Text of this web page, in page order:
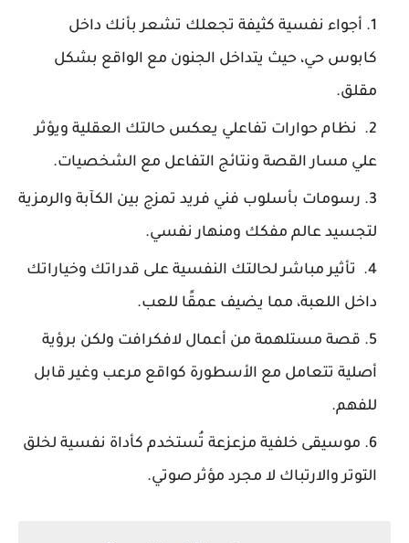
أجواء نفسية كثيفة تجعلك تشعر بأنك داخل
كابوس حي، حيث يتداخل الجنون مع الواقع بشكل
مقلق.
نظام حوارات تفاعلي يعكس حالتك العقلية ويؤثر
علي مسار القصة ونتائج التفاعل مع الشخصيات.
رسومات بأسلوب فني فريد تمزج بين الكآبة والرمزية
لتجسيد عالم مفكك ومنهار نفسي.
تأثير مباشر لحالتك النفسية على قدراتك وخياراتك
داخل اللعبة، مما يضيف عمقًا للعب.
قصة مستلهمة من أعمال لافكرافت ولكن برؤية
أصلية تتعامل مع الأسطورة كواقع مرعب وغير قابل
للفهم.
موسيقى خلفية مزعزعة تُستخدم كأداة نفسية لخلق
التوتر والارتباك لا مجرد مؤثر صوتي.